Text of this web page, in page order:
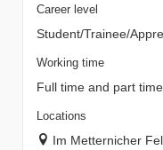
Career level
Student/Trainee/
Working time
Full time and part time
Locations
Im Metternicher